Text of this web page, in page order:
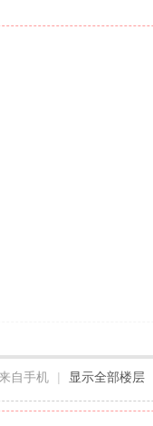
来自手机 | 显示全部楼层